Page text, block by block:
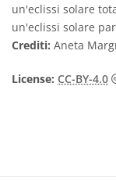
un'eclissi solare
un'eclissi solare
Crediti: Aneta
License: CC-BY-4.0